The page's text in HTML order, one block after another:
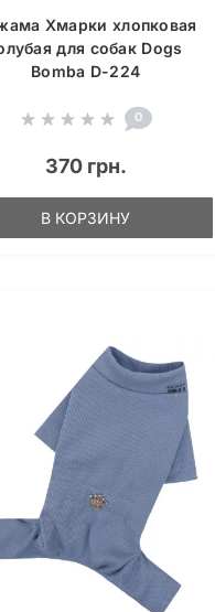
Хмарки хлопковая
для собак Dogs
Bomba D-224
0
370 грн.
В КОРЗИНУ